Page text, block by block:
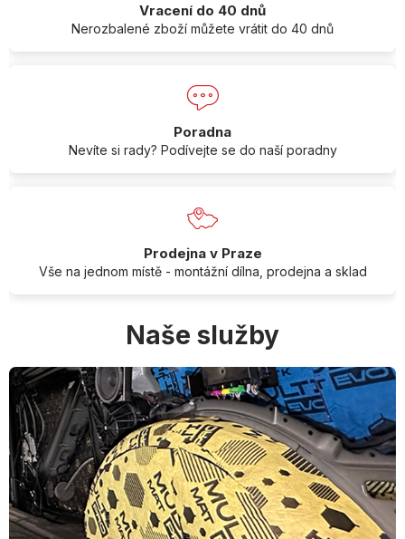
Vracení do 40 dnů
Nerozbalené zboží můžete vrátit do 40 dnů
Poradna
Nevíte si rady? Podívejte se do naší poradny
Prodejna v Praze
Vše na jednom místě - montážní dílna, prodejna a sklad
Naše služby